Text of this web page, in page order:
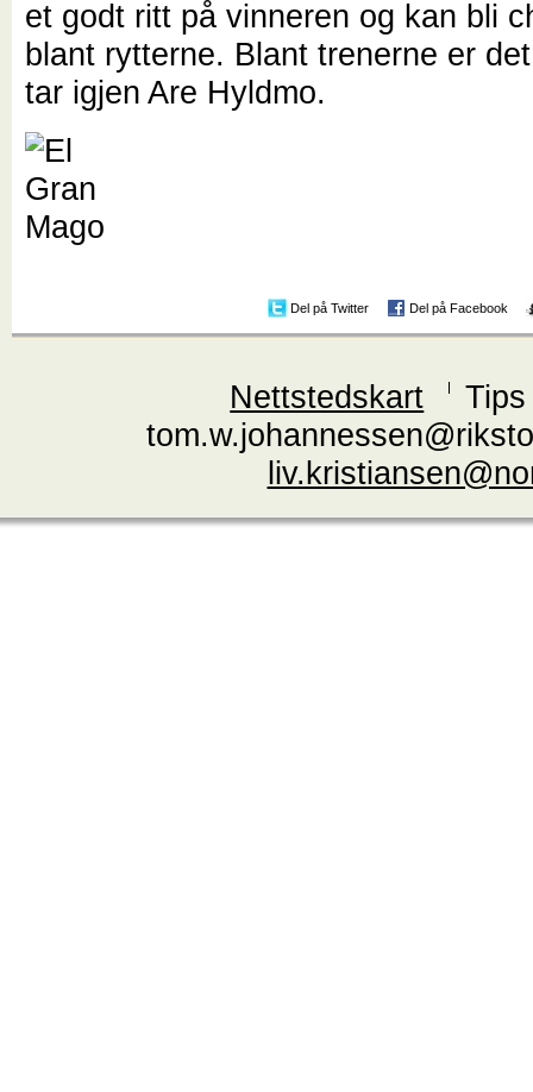
et godt ritt på vinneren og kan bli
blant rytterne. Blant trenerne er
tar igjen Are Hyldmo.
Del på Twitter Del på Facebook
Nettstedskart